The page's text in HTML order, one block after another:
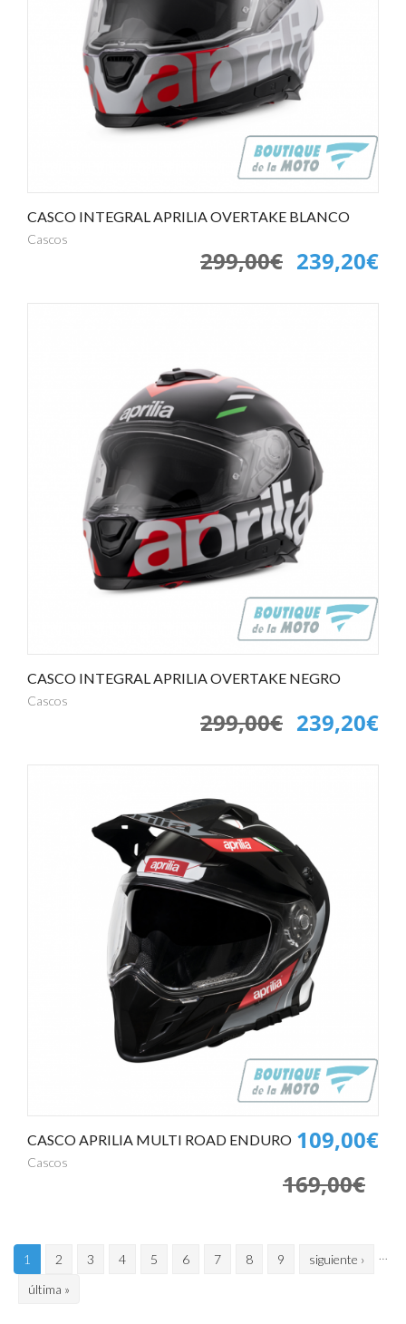
CASCO INTEGRAL APRILIA OVERTAKE BLANCO
Cascos
239,20€
299,00€
CASCO INTEGRAL APRILIA OVERTAKE NEGRO
Cascos
239,20€
299,00€
CASCO APRILIA MULTI ROAD ENDURO
Cascos
109,00€
169,00€
1 2 3 4 5 6 7 8 9 …
siguiente ›
última »